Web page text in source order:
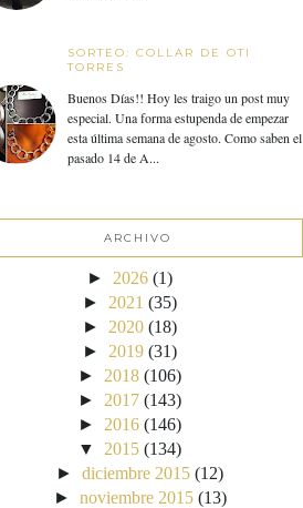
SORTEO: COLLAR DE OTI
TORRES
Buenos Días!! Hoy les traigo un post muy
especial. Una forma estupenda de empezar
esta última semana de agosto. Como saben el
pasado 14 de A...
ARCHIVO
► 2026 (1)
► 2021 (35)
► 2020 (18)
► 2019 (31)
► 2018 (106)
► 2017 (143)
► 2016 (146)
▼ 2015 (134)
►diciembre 2015 (12)
► noviembre 2015 (13)